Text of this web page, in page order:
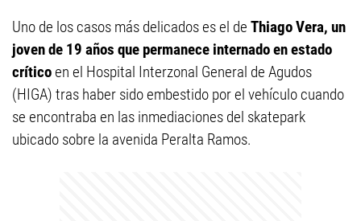
Uno de los casos más delicados es el de Thiago Vera, un
joven de 19 años que permanece internado en estado
críticoen el Hospital Interzonal General de Agudos
(HIGA) tras haber sido embestido por el vehículo cuando
se encontraba en las inmediaciones del skatepark
ubicado sobre la avenida Peralta Ramos.